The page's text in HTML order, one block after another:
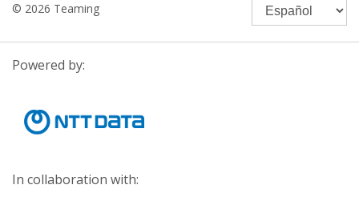
© 2026 Teaming
Powered by:
In collaboration with: